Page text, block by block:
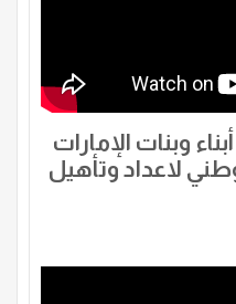
وبنات الإمارات
لاعداد وتأهيل